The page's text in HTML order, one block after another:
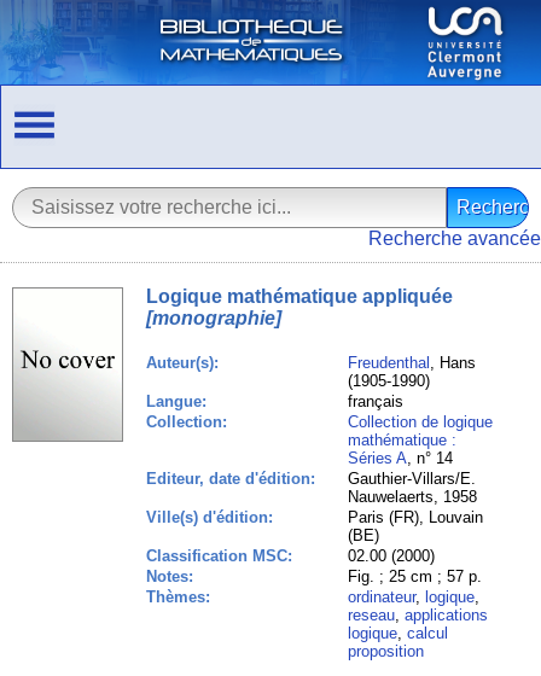
Recherche avancée
Logique mathématique appliquée
[monographie]
Auteur(s): Freudenthal , Hans
(1905-1990)
Langue:
français
Collection:
Collection de logique
mathématique :
Séries A, n° 14
Editeur, date d'édition:
Gauthier-Villars/E.
Nauwelaerts, 1958
Ville(s) d'édition:
Paris (FR), Louvain
(BE)
Classification MSC:
02.00 (2000)
Notes:
Fig. ; 25 cm ; 57 p.
Thèmes:
ordinateur, logique,
reseau,applications
logique,calcul
proposition